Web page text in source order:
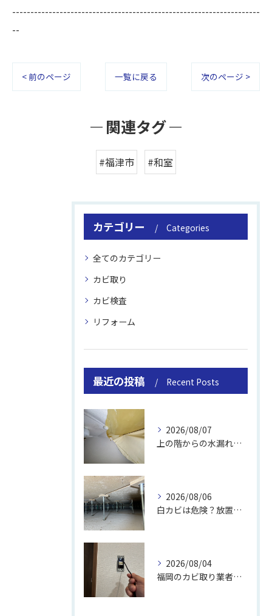
--------------------------------------------------------------------
--
< 前のページ 一覧に戻る 次のページ >
関連タグ
#福津市 #和室
カテゴリー Categories
全てのカテゴリー
カビ取り
カビ検査
リフォーム
最近の投稿 Recent Posts
2026/08/07
上の階からの水漏れでカビ｜対処法と業者
2026/08/06
白カビは危険？放置のリスクと取り方
2026/08/04
福岡のカビ取り業者おすすめの選び方と費用